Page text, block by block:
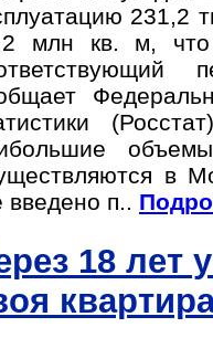
231,2
млн кв. м,
в
введено п..
18 лет